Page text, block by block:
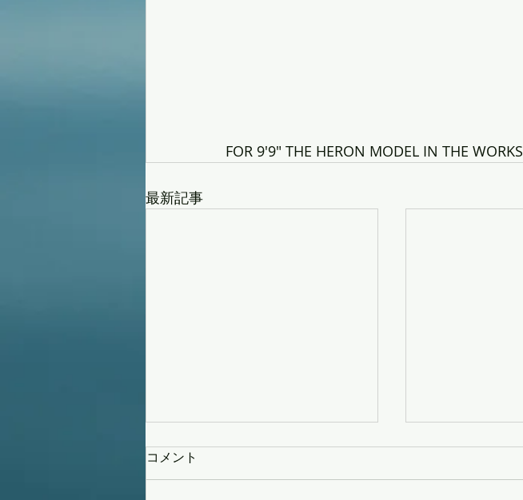
FOR 9'9" THE HERON MODEL IN THE WORKS
最新記事
コメント